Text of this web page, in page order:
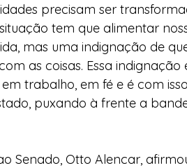
precisam ser
tem que alimentar
mas uma indignação de
as coisas. Essa indignação
trabalho, em fé e é com
puxando à frente a
Senado, Otto Alencar,